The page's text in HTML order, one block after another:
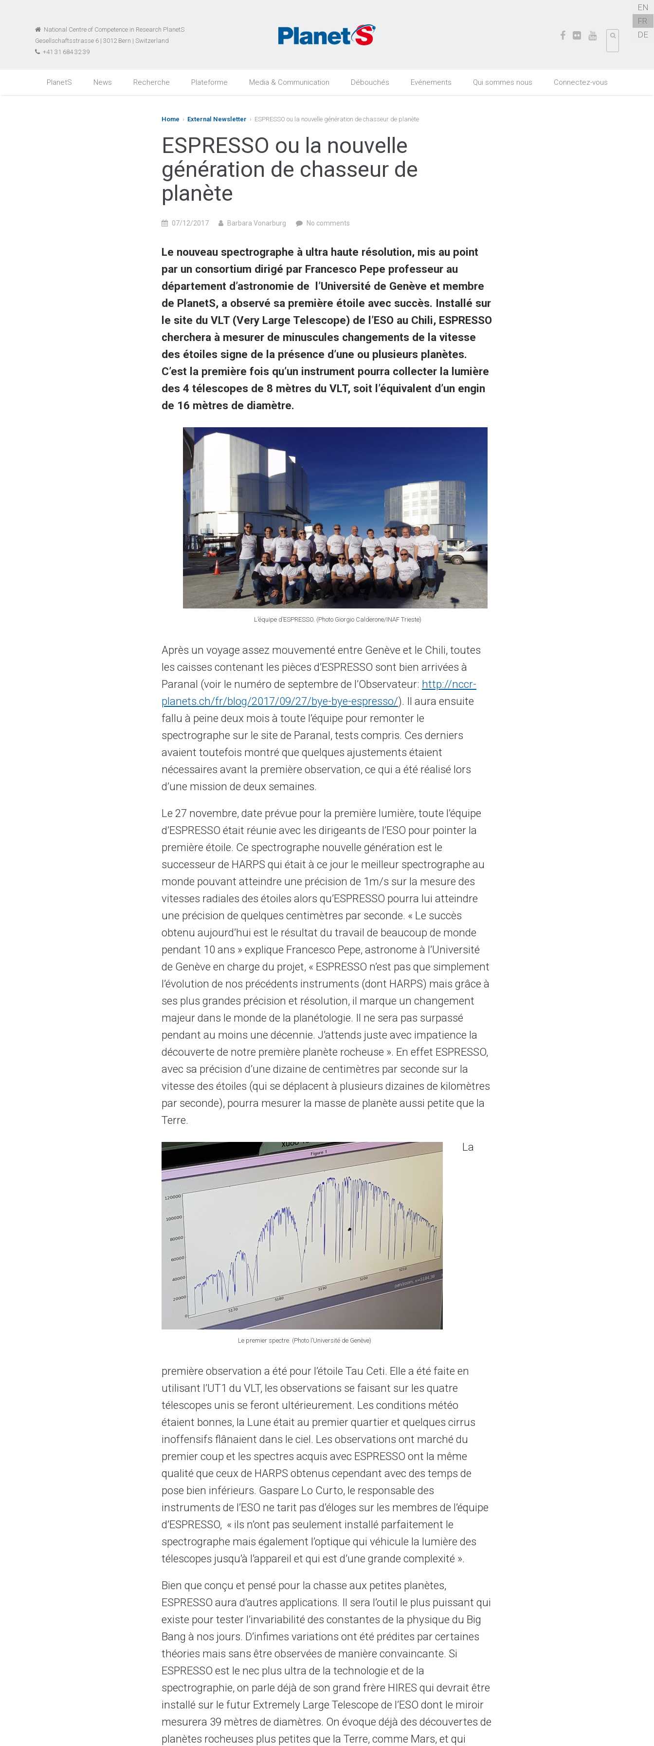
National Centre of Competence in Research PlanetS
Gesellschaftsstrasse 6 | 3012 Bern | Switzerland
+41 31 684 32 39
EN
FR
DE
PlanetS News Recherche Plateforme Media & Communication Débouchés Evénements Qui sommes nous Connectez-vous
Home › External Newsletter › ESPRESSO ou la nouvelle génération de chasseur de planète
ESPRESSO ou la nouvelle
génération de chasseur de
planète
07/12/2017 Barbara Vonarburg No comments
Le nouveau spectrographe à ultra haute résolution, mis au point
par un consortium dirigé par Francesco Pepe professeur au
département d’astronomie de l’Université de Genève et membre
de PlanetS, a observé sa première étoile avec succès. Installé sur
le site du VLT (Very Large Telescope) de l’ESO au Chili, ESPRESSO
cherchera à mesurer de minuscules changements de la vitesse
des étoiles signe de la présence d’une ou plusieurs planètes.
C’est la première fois qu’un instrument pourra collecter la lumière
des 4 télescopes de 8 mètres du VLT, soit l’équivalent d’un engin
de 16 mètres de diamètre.
L’équipe d’ESPRESSO. (Photo Giorgio Calderone/INAF Trieste)
Après un voyage assez mouvementé entre Genève et le Chili, toutes
les caisses contenant les pièces d’ESPRESSO sont bien arrivées à
Paranal (voir le numéro de septembre de l’Observateur: http://nccr-
planets.ch/fr/blog/2017/09/27/bye-bye-espresso/). Il aura ensuite
fallu à peine deux mois à toute l’équipe pour remonter le
spectrographe sur le site de Paranal, tests compris. Ces derniers
avaient toutefois montré que quelques ajustements étaient
nécessaires avant la première observation, ce qui a été réalisé lors
d’une mission de deux semaines.
Le 27 novembre, date prévue pour la première lumière, toute l’équipe
d’ESPRESSO était réunie avec les dirigeants de l’ESO pour pointer la
première étoile. Ce spectrographe nouvelle génération est le
successeur de HARPS qui était à ce jour le meilleur spectrographe au
monde pouvant atteindre une précision de 1m/s sur la mesure des
vitesses radiales des étoiles alors qu’ESPRESSO pourra lui atteindre
une précision de quelques centimètres par seconde. « Le succès
obtenu aujourd’hui est le résultat du travail de beaucoup de monde
pendant 10 ans » explique Francesco Pepe, astronome à l’Université
de Genève en charge du projet, « ESPRESSO n’est pas que simplement
l’évolution de nos précédents instruments (dont HARPS) mais grâce à
ses plus grandes précision et résolution, il marque un changement
majeur dans le monde de la planétologie. Il ne sera pas surpassé
pendant au moins une décennie. J’attends juste avec impatience la
découverte de notre première planète rocheuse ». En effet ESPRESSO,
avec sa précision d’une dizaine de centimètres par seconde sur la
vitesse des étoiles (qui se déplacent à plusieurs dizaines de kilomètres
par seconde), pourra mesurer la masse de planète aussi petite que la
Terre.
Le premier spectre. (Photo l’Université de Genève)
La
première observation a été pour l’étoile Tau Ceti. Elle a été faite en
utilisant l’UT1 du VLT, les observations se faisant sur les quatre
télescopes unis se feront ultérieurement. Les conditions météo
étaient bonnes, la Lune était au premier quartier et quelques cirrus
inoffensifs flânaient dans le ciel. Les observations ont marché du
premier coup et les spectres acquis avec ESPRESSO ont la même
qualité que ceux de HARPS obtenus cependant avec des temps de
pose bien inférieurs. Gaspare Lo Curto, le responsable des
instruments de l’ESO ne tarit pas d’éloges sur les membres de l’équipe
d’ESPRESSO, « ils n’ont pas seulement installé parfaitement le
spectrographe mais également l’optique qui véhicule la lumière des
télescopes jusqu’à l’appareil et qui est d’une grande complexité ».
Bien que conçu et pensé pour la chasse aux petites planètes,
ESPRESSO aura d’autres applications. Il sera l’outil le plus puissant qui
existe pour tester l’invariabilité des constantes de la physique du Big
Bang à nos jours. D’infimes variations ont été prédites par certaines
théories mais sans être observées de manière convaincante. Si
ESPRESSO est le nec plus ultra de la technologie et de la
spectrographie, on parle déjà de son grand frère HIRES qui devrait être
installé sur le futur Extremely Large Telescope de l’ESO dont le miroir
mesurera 39 mètres de diamètres. On évoque déjà des découvertes de
planètes rocheuses plus petites que la Terre, comme Mars, et qui